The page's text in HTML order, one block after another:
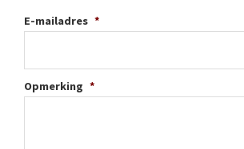
E-mailadres *
Opmerking *